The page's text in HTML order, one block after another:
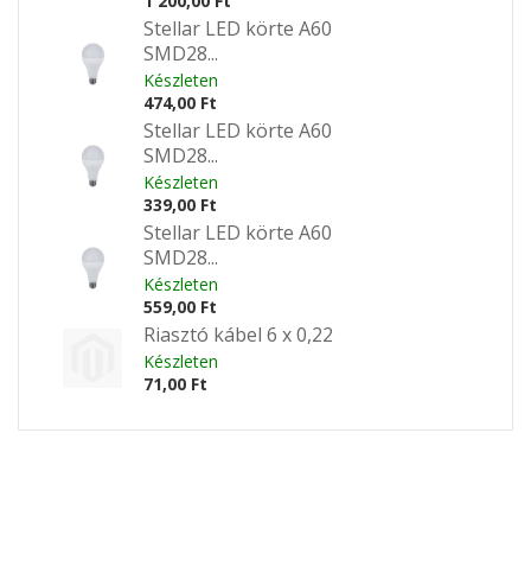
Stellar LED körte A60
SMD28...
Készleten
474,00 Ft
Stellar LED körte A60
SMD28...
Készleten
339,00 Ft
Stellar LED körte A60
SMD28...
Készleten
559,00 Ft
Riasztó kábel 6 x 0,22
Készleten
71,00 Ft